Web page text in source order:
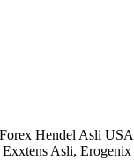
Hendel Asli
Asli,